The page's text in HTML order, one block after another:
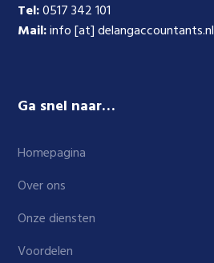
Tel:0517 342 101
Mail:info [at] delangaccountants.nl
Ga snel naar…
Homepagina
Over ons
Onze diensten
Voordelen